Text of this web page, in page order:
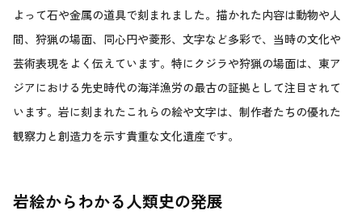
よって石や金属の道具で刻まれました。描かれた内容は動物や人
間、狩猟の場面、同心円や菱形、文字など多彩で、当時の文化や
芸術表現をよく伝えています。特にクジラや狩猟の場面は、東ア
ジアにおける先史時代の海洋漁労の最古の証拠として注目されて
います。岩に刻まれたこれらの絵や文字は、制作者たちの優れた
観察力と創造力を示す貴重な文化遺産です。
岩絵からわかる人類史の発展